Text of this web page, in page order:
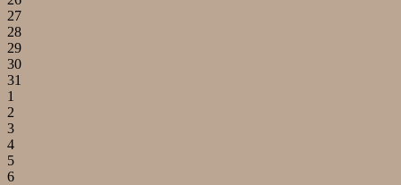
27
28
29
30
31
1
2
3
4
5
6